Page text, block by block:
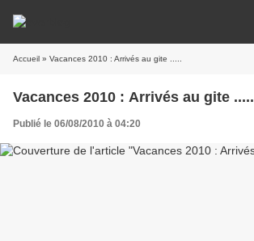
Accueil » Vacances 2010 : Arrivés au gite .....
Vacances 2010 : Arrivés au gite .....
Publié le 06/08/2010 à 04:20